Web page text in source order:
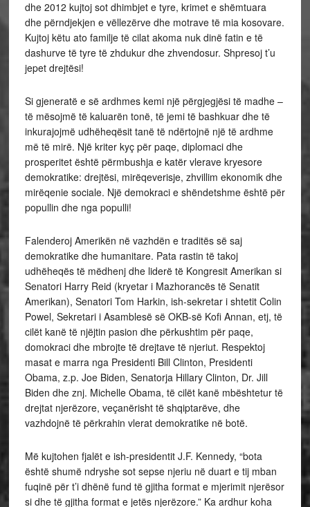
dhe 2012 kujtoj sot dhimbjet e tyre, krimet e shëmtuara
dhe përndjekjen e vëllezërve dhe motrave të mia kosovare.
Kujtoj këtu ato familje të cilat akoma nuk dinë fatin e të
dashurve të tyre të zhdukur dhe zhvendosur. Shpresoj t’u
jepet drejtësi!
Si gjeneratë e së ardhmes kemi një përgjegjësi të madhe –
të mësojmë të kaluarën tonë, të jemi të bashkuar dhe të
inkurajojmë udhëheqësit tanë të ndërtojnë një të ardhme
më të mirë. Një kriter kyç për paqe, diplomaci dhe
prosperitet është përmbushja e katër vlerave kryesore
demokratike: drejtësi, mirëqeverisje, zhvillim ekonomik dhe
mirëqenie sociale. Një demokraci e shëndetshme është për
popullin dhe nga populli!
Falenderoj Amerikën në vazhdën e traditës së saj
demokratike dhe humanitare. Pata rastin të takoj
udhëheqës të mëdhenj dhe liderë të Kongresit Amerikan si
Senatori Harry Reid (kryetar i Mazhorancës të Senatit
Amerikan), Senatori Tom Harkin, ish-sekretar i shtetit Colin
Powel, Sekretari i Asamblesë së OKB-së Kofi Annan, etj, të
cilët kanë të njëjtin pasion dhe përkushtim për paqe,
domokraci dhe mbrojte të drejtave të njeriut. Respektoj
masat e marra nga Presidenti Bill Clinton, Presidenti
Obama, z.p. Joe Biden, Senatorja Hillary Clinton, Dr. Jill
Biden dhe znj. Michelle Obama, të cilët kanë mbështetur të
drejtat njerëzore, veçanërisht të shqiptarëve, dhe
vazhdojnë të përkrahin vlerat demokratike në botë.
Më kujtohen fjalët e ish-presidentit J.F. Kennedy, “bota
është shumë ndryshe sot sepse njeriu në duart e tij mban
fuqinë për t’i dhënë fund të gjitha format e mjerimit njerësor
si dhe të gjitha format e jetës njerëzore.” Ka ardhur koha